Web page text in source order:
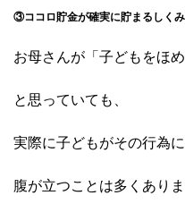
③ココロ貯金が確実に貯まるしく
お母さんが「子どもをほめ
と思っていても、
実際に子どもがその行為に
腹が立つことは多くありま